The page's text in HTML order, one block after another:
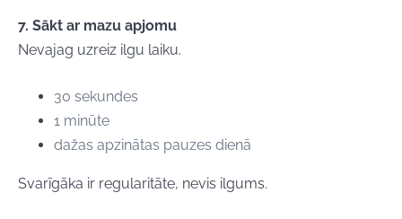
7. Sākt ar mazu apjomu
Nevajag uzreiz ilgu laiku.
30 sekundes
1 minūte
dažas apzinātas pauzes dienā
Svarīgāka ir regularitāte, nevis ilgums.